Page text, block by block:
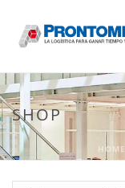
SHOP
HOME